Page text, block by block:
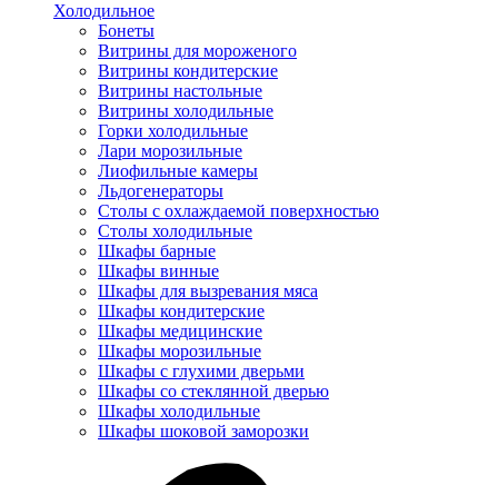
Холодильное
Бонеты
Витрины для мороженого
Витрины кондитерские
Витрины настольные
Витрины холодильные
Горки холодильные
Лари морозильные
Лиофильные камеры
Льдогенераторы
Столы с охлаждаемой поверхностью
Столы холодильные
Шкафы барные
Шкафы винные
Шкафы для вызревания мяса
Шкафы кондитерские
Шкафы медицинские
Шкафы морозильные
Шкафы с глухими дверьми
Шкафы со стеклянной дверью
Шкафы холодильные
Шкафы шоковой заморозки